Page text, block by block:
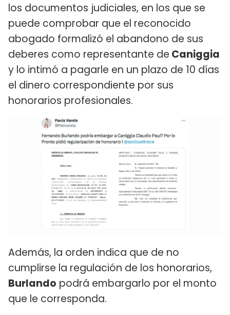
los documentos judiciales, en los que se
puede comprobar que el reconocido
abogado formalizó el abandono de sus
deberes como representante de Caniggia
y lo intimó a pagarle en un plazo de 10 días
el dinero correspondiente por sus
honorarios profesionales.
Además, la orden indica que de no
cumplirse la regulación de los honorarios,
Burlando podrá embargarlo por el monto
que le corresponda.